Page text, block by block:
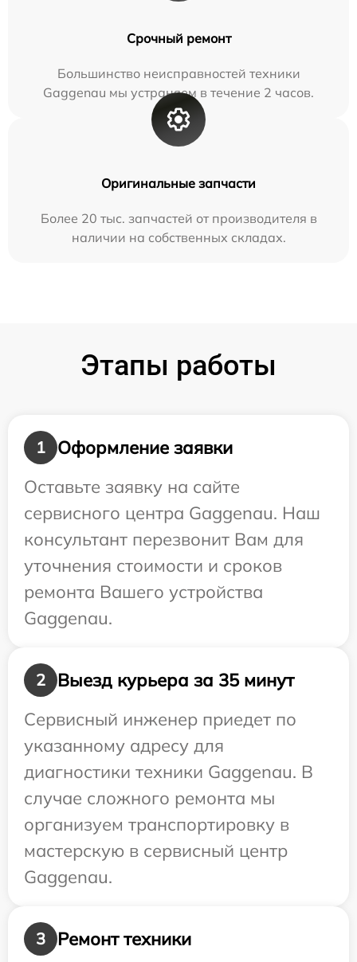
Срочный ремонт
Большинство неисправностей техники
Gaggenau мы устраняем в течение 2 часов.
Оригинальные запчасти
Более 20 тыс. запчастей от производителя в
наличии на собственных складах.
Этапы работы
1
Оформление заявки
Оставьте заявку на сайте
сервисного центра Gaggenau. Наш
консультант перезвонит Вам для
уточнения стоимости и сроков
ремонта Вашего устройства
Gaggenau.
2
Выезд курьера за 35 минут
Сервисный инженер приедет по
указанному адресу для
диагностики техники Gaggenau. В
случае сложного ремонта мы
организуем транспортировку в
мастерскую в сервисный центр
Gaggenau.
3 Ремонт техники